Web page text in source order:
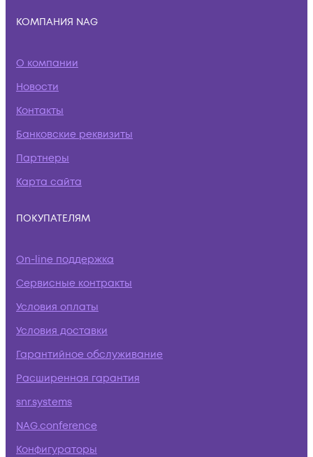
КОМПАНИЯ NAG
О компании
Новости
Контакты
Банковские реквизиты
Партнеры
Карта сайта
ПОКУПАТЕЛЯМ
On-line поддержка
Сервисные контракты
Условия оплаты
Условия доставки
Гарантийное обслуживание
Расширенная гарантия
snr.systems
NAG.conference
Конфигураторы